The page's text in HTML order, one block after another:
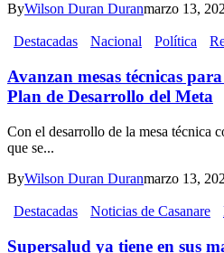
ByWilson Duran Duranmarzo 13,
Destacadas Nacional Política
Avanzan mesas técnicas
Plan de Desarrollo del Meta
Con el desarrollo de la mesa técnica
que se...
ByWilson Duran Duranmarzo 13,
Destacadas Noticias de Casanare
Supersalud ya tiene en sus